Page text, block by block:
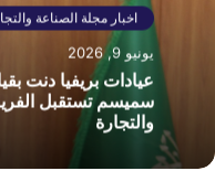
اخبار مجلة الصناعة
يونيو 9, 2026
عيادات بريفيا دنت
سميسم تستقبل
والتجارة